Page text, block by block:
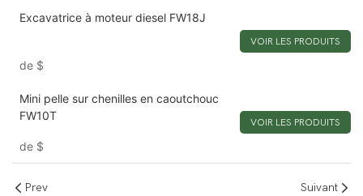
Excavatrice à moteur diesel FW18J
de $
VOIR LES PRODUITS
Mini pelle sur chenilles en caoutchouc
FW10T
de $
VOIR LES PRODUITS
Prev Suivant